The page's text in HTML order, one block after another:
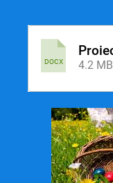
DOCX 4.2 MB